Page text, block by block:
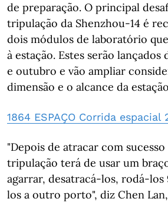
de preparação. O principal
tripulação da Shenzhou-14 é
dois módulos de laboratório
à estação. Estes serão
e outubro e vão ampliar
dimensão e o alcance da
1864 ESPAÇO Corrida espacial
"Depois de atracar com
tripulação terá de usar um
agarrar, desatracá-los, rodá-los
los a outro porto", diz Chen